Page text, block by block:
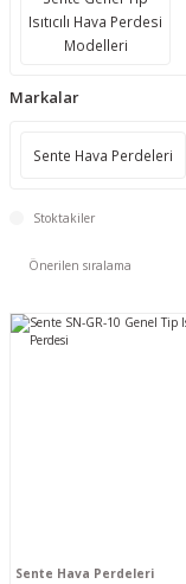
Isıtıcılı Hava Perdesi
Modelleri
Markalar
Sente Hava Perdeleri
Stoktakiler
Sente Hava Perdeleri